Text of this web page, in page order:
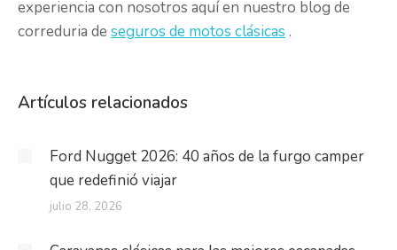
experiencia con nosotros aquí en nuestro blog de
correduria de seguros de motos clásicas .
Artículos relacionados
Ford Nugget 2026: 40 años de la furgo camper
que redefinió viajar
julio 28, 2026